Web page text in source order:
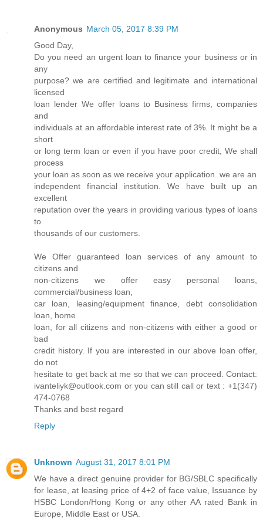
Anonymous March 05, 2017 8:39 PM
Good Day,
Do you need an urgent loan to finance your business or in
any
purpose? we are certified and legitimate and international
licensed
loan lender We offer loans to Business firms, companies
and
individuals at an affordable interest rate of 3%. It might be a
short
or long term loan or even if you have poor credit, We shall
process
your loan as soon as we receive your application. we are an
independent financial institution. We have built up an
excellent
reputation over the years in providing various types of loans
to
thousands of our customers.
We Offer guaranteed loan services of any amount to
citizens and
non-citizens we offer easy personal loans,
commercial/business loan,
car loan, leasing/equipment finance, debt consolidation
loan, home
loan, for all citizens and non-citizens with either a good or
bad
credit history. If you are interested in our above loan offer,
do not
hesitate to get back at me so that we can proceed. Contact:
ivanteliyk@outlook.com or you can still call or text : +1(347)
474-0768
Thanks and best regard
Reply
Unknown August 31, 2017 8:01 PM
We have a direct genuine provider for BG/SBLC specifically
for lease, at leasing price of 4+2 of face value, Issuance by
HSBC London/Hong Kong or any other AA rated Bank in
Europe, Middle East or USA.